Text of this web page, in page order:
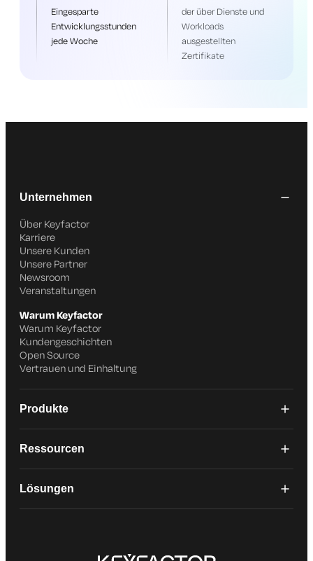
Eingesparte
Entwicklungsstunden
jede Woche
der über Dienste und
Workloads
ausgestellten
Zertifikate
Unternehmen
Über Keyfactor
Karriere
Unsere Kunden
Unsere Partner
Newsroom
Veranstaltungen
Warum Keyfactor
Warum Keyfactor
Kundengeschichten
Open Source
Vertrauen und Einhaltung
Produkte
Ressourcen
Lösungen